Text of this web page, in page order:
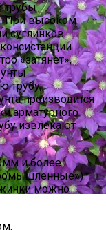
трубы
При высоком
суглинков
«затянет»,
трубу,
производится
арматурного
извлекают
и более
можно